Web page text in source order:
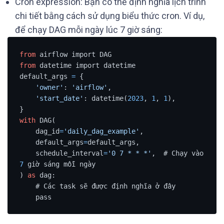
chi tiết bằng cách sử dụng biểu thức cron. Ví dụ,
để chạy DAG mỗi ngày lúc 7 giờ sáng:
from
airflow import DAG
from datetime import datetime
default_args = {
'owner' : 'airflow' ,
'start_date' : datetime(2023, 1 , 1 ),
with DAG(
    dag_id
='daily_dag_example' ,
    default_args
=default_args,
    schedule_interval
='0 7 * * *'
,  # Chạy vào
7 giờ sáng mỗi ngày
) as dag:
    pass